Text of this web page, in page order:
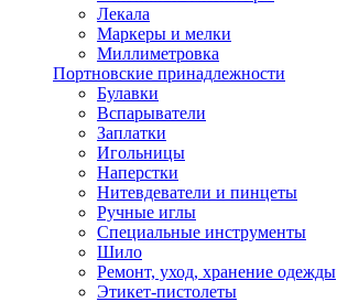
Лекала
Маркеры и мелки
Миллиметровка
Портновские принадлежности
Булавки
Вспарыватели
Заплатки
Игольницы
Наперстки
Нитевдеватели и пинцеты
Ручные иглы
Специальные инструменты
Шило
Ремонт, уход, хранение одежды
Этикет-пистолеты